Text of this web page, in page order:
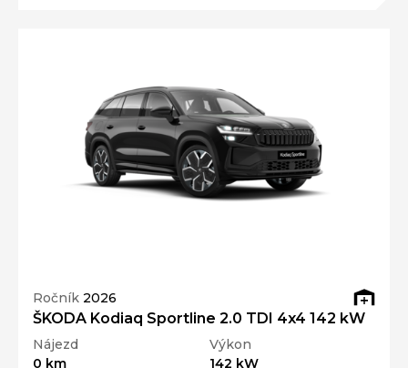
Ročník 2026
ŠKODA Kodiaq Sportline 2.0 TDI 4x4 142 kW
Nájezd
0 km
Výkon
142 kW